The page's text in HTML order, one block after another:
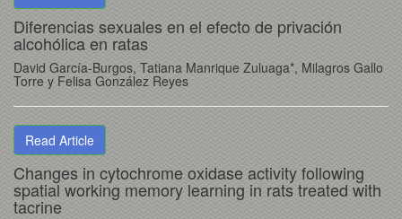
Diferencias sexuales en el efecto de privación
alcohólica en ratas
David García-Burgos, Tatiana Manrique Zuluaga*, Milagros Gallo
Torre y Felisa González Reyes
Read Article
Changes in cytochrome oxidase activity following
spatial working memory learning in rats treated with
tacrine